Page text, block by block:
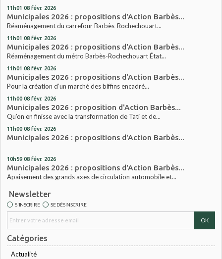
11h01 08 févr. 2026
Municipales 2026 : propositions d'Action Barbès...
Réaménagement du carrefour Barbès-Rochechouart...
11h01 08 févr. 2026
Municipales 2026 : propositions d'Action Barbès...
Réaménagement du métro Barbès-Rochechouart État...
11h01 08 févr. 2026
Municipales 2026 : propositions d'Action Barbès...
Pour la création d’un marché des biffins encadré...
11h00 08 févr. 2026
Municipales 2026 : proposition d'Action Barbès...
Qu’on en finisse avec la transformation de Tati et de...
11h00 08 févr. 2026
Municipales 2026 : propositions d'Action Barbès...
10h59 08 févr. 2026
Municipales 2026 : propositions d'Action Barbès...
Apaisement des grands axes de circulation automobile et...
Newsletter
S'INSCRIRE SE DÉSINSCRIRE
Catégories
Actualité